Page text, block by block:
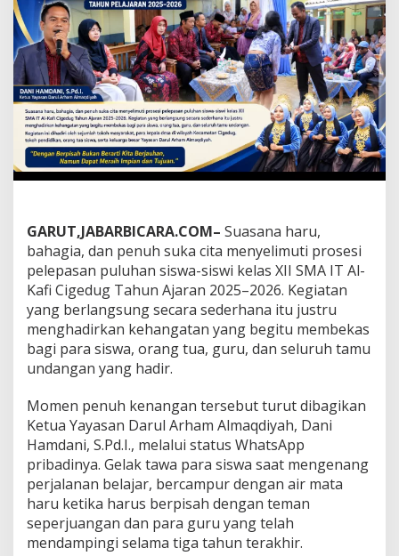
a
n
M
e
n
u
j
u
I
m
p
n
H
a
r
u
d
a
n
B
h
a
g
i
a
W
a
n
a
GARUT,JABARBICARA.COM– Suasana haru,
bahagia, dan penuh suka cita menyelimuti prosesi
pelepasan puluhan siswa-siswi kelas XII SMA IT Al-
Kafi Cigedug Tahun Ajaran 2025–2026. Kegiatan
yang berlangsung secara sederhana itu justru
menghadirkan kehangatan yang begitu membekas
bagi para siswa, orang tua, guru, dan seluruh tamu
undangan yang hadir.
Momen penuh kenangan tersebut turut dibagikan
Ketua Yayasan Darul Arham Almaqdiyah, Dani
Hamdani, S.Pd.I., melalui status WhatsApp
pribadinya. Gelak tawa para siswa saat mengenang
perjalanan belajar, bercampur dengan air mata
haru ketika harus berpisah dengan teman
seperjuangan dan para guru yang telah
mendampingi selama tiga tahun terakhir.